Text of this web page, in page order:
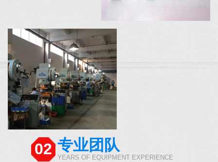
02 专业团队
YEARS OF EQUIPMENT EXPERIENCE